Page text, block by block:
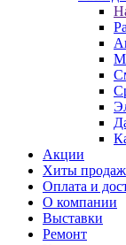
Акции
Хиты продаж
Оплата и
О компании
Выставки
Ремонт